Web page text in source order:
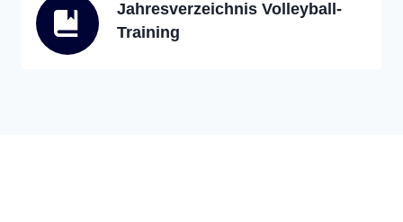
Jahresverzeichnis Volleyball-
Training